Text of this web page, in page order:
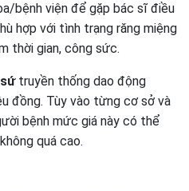
bệnh viện để gặp bác sĩ điều
hợp với tình trạng răng miệng
thời gian, công sức.
truyền thống dao động
đồng. Tùy vào từng cơ sở và
bệnh mức giá này có thể
quá cao.